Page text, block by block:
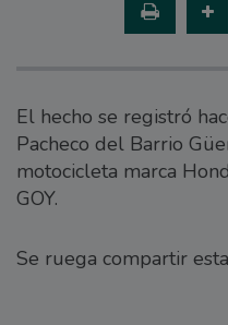
El hecho se registró
Pacheco del Barrio
motocicleta marca
GOY.
Se ruega compartir